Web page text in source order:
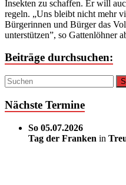
Insekten zu schaffen. Er will
regeln. „Uns bleibt nicht mehr
Bürgerinnen und Bürger das
unterstützen”, so Gattenlöhner
Beiträge durchsuchen:
Nächste Termine
So 05.07.2026
Tag der Franken in